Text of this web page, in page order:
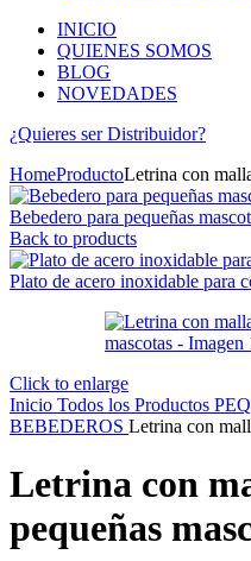
INICIO
QUIENES SOMOS
BLOG
NOVEDADES
¿Quieres ser Distribuidor?
HomeProductoLetrina con
Bebedero para pequeñas
Back to products
Plato de acero inoxidable para
Click to enlarge
Inicio Todos los Productos
BEBEDEROS Letrina con
Letrina con
pequeñas